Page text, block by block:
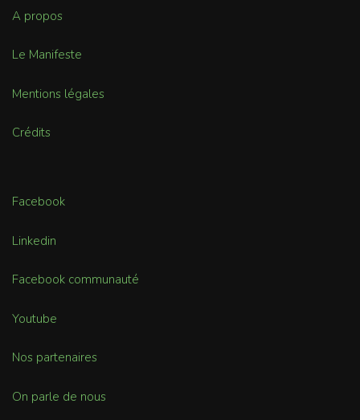
A propos
Le Manifeste
Mentions légales
Crédits
Facebook
Linkedin
Facebook communauté
Youtube
Nos partenaires
On parle de nous